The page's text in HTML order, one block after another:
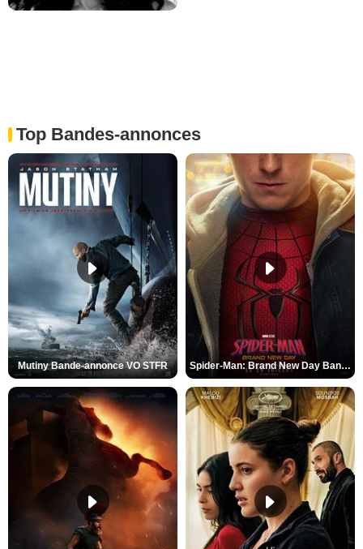
Top Bandes-annonces
Mutiny Bande-annonce VO STFR Spider-Man: Brand New Day Bande-annonce VO STFR